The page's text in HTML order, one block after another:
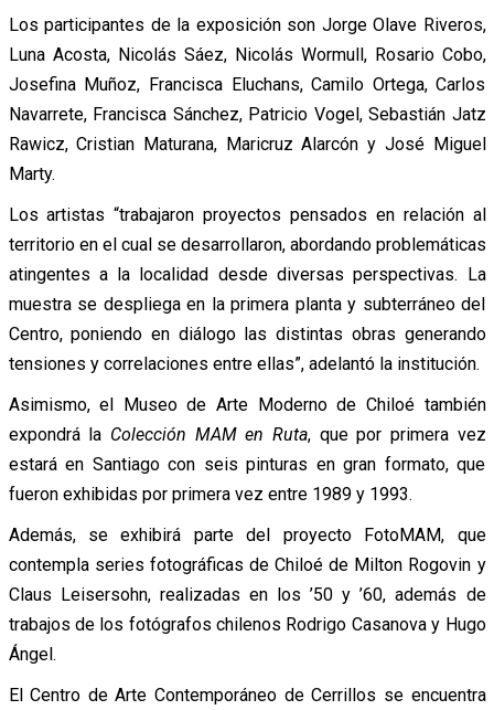
Los participantes de la exposición son Jorge Olave Riveros,
Luna Acosta, Nicolás Sáez, Nicolás Wormull, Rosario Cobo,
Josefina Muñoz, Francisca Eluchans, Camilo Ortega, Carlos
Navarrete, Francisca Sánchez, Patricio Vogel, Sebastián Jatz
Rawicz, Cristian Maturana, Maricruz Alarcón y José Miguel
Marty.
Los artistas “trabajaron proyectos pensados en relación al
territorio en el cual se desarrollaron, abordando problemáticas
atingentes a la localidad desde diversas perspectivas. La
muestra se despliega en la primera planta y subterráneo del
Centro, poniendo en diálogo las distintas obras generando
tensiones y correlaciones entre ellas”, adelantó la institución.
Asimismo, el Museo de Arte Moderno de Chiloé también
expondrá la Colección MAM en Ruta, que por primera vez
estará en Santiago con seis pinturas en gran formato, que
fueron exhibidas por primera vez entre 1989 y 1993.
Además, se exhibirá parte del proyecto FotoMAM, que
contempla series fotográficas de Chiloé de Milton Rogovin y
Claus Leisersohn, realizadas en los ’50 y ’60, además de
trabajos de los fotógrafos chilenos Rodrigo Casanova y Hugo
Ángel.
El Centro de Arte Contemporáneo de Cerrillos se encuentra